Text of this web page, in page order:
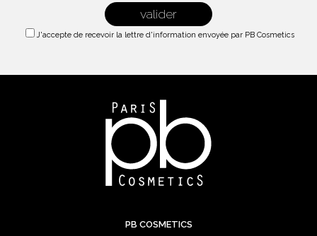
J'accepte de recevoir la lettre d'information envoyée par PB Cosmetics
PB COSMETICS